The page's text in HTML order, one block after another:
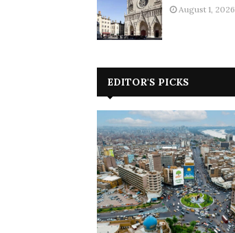
August 1, 2026
EDITOR'S PICKS